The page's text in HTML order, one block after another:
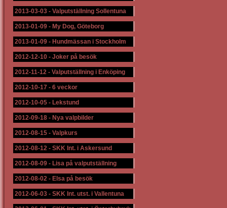
2013-03-03 - Valputställning Sollentuna
2013-01-09 - My Dog, Göteborg
2013-01-09 - Hundmässan i Stockholm
2012-12-10 - Joker på besök
2012-11-12 - Valputställning i Enköping
2012-10-17 - 6 veckor
2012-10-05 - Lekstund
2012-09-18 - Nya valpbilder
2012-08-15 - Valpkurs
2012-08-12 - SKK Int. i Askersund
2012-08-09 - Lisa på valputställning
2012-08-02 - Elsa på besök
2012-06-03 - SKK Int. utst. i Vallentuna